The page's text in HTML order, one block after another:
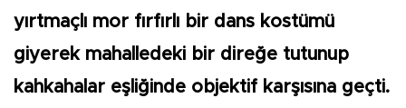
yırtmaçlı mor fırfırlı bir dans kostümü
giyerek mahalledeki bir direğe tutunup
kahkahalar eşliğinde objektif karşısına geçti.